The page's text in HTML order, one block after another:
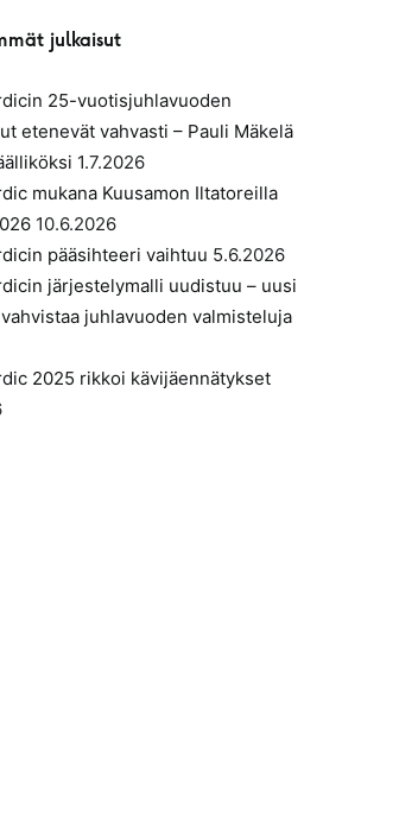
julkaisut
25-vuotisjuhlavuoden
etenevät vahvasti – Pauli Mäkelä
1.7.2026
mukana Kuusamon Iltatoreilla
10.6.2026
pääsihteeri vaihtuu 5.6.2026
järjestelymalli uudistuu – uusi
juhlavuoden valmisteluja
2025 rikkoi kävijäennätykset